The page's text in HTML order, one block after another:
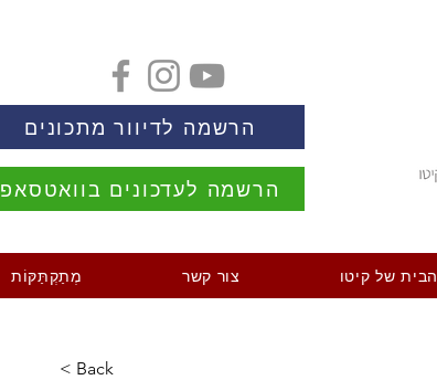
הרשמה לדיוור מתכונים
הרשמה לעדכונים בוואטסאפ
הבית של קיטו צור קשר מְתַקְתַּקּוֹת
< Back